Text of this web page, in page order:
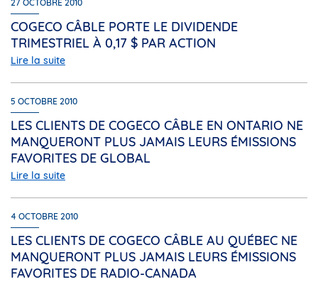
27 OCTOBRE 2010
COGECO CÂBLE PORTE LE DIVIDENDE
TRIMESTRIEL À 0,17 $ PAR ACTION
Lire la suite
5 OCTOBRE 2010
LES CLIENTS DE COGECO CÂBLE EN ONTARIO NE
MANQUERONT PLUS JAMAIS LEURS ÉMISSIONS
FAVORITES DE GLOBAL
Lire la suite
4 OCTOBRE 2010
LES CLIENTS DE COGECO CÂBLE AU QUÉBEC NE
MANQUERONT PLUS JAMAIS LEURS ÉMISSIONS
FAVORITES DE RADIO-CANADA